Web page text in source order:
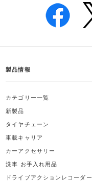
製品情報
カテゴリー一覧
新製品
タイヤチェーン
車載キャリア
カーアクセサリー
洗車 お手入れ用品
ドライブアクションレコーダー